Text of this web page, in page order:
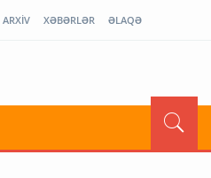
ARXİV XƏBƏRLƏR ƏLAQƏ